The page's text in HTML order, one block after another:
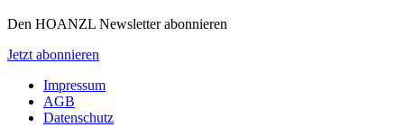
Den HOANZL Newsletter abonnieren
Jetzt abonnieren
Impressum
AGB
Datenschutz